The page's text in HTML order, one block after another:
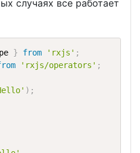
случаях все работает
} from 'rxjs' ;
'rxjs/operators' ;
) ;